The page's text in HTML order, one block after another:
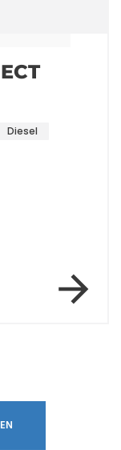
Diesel